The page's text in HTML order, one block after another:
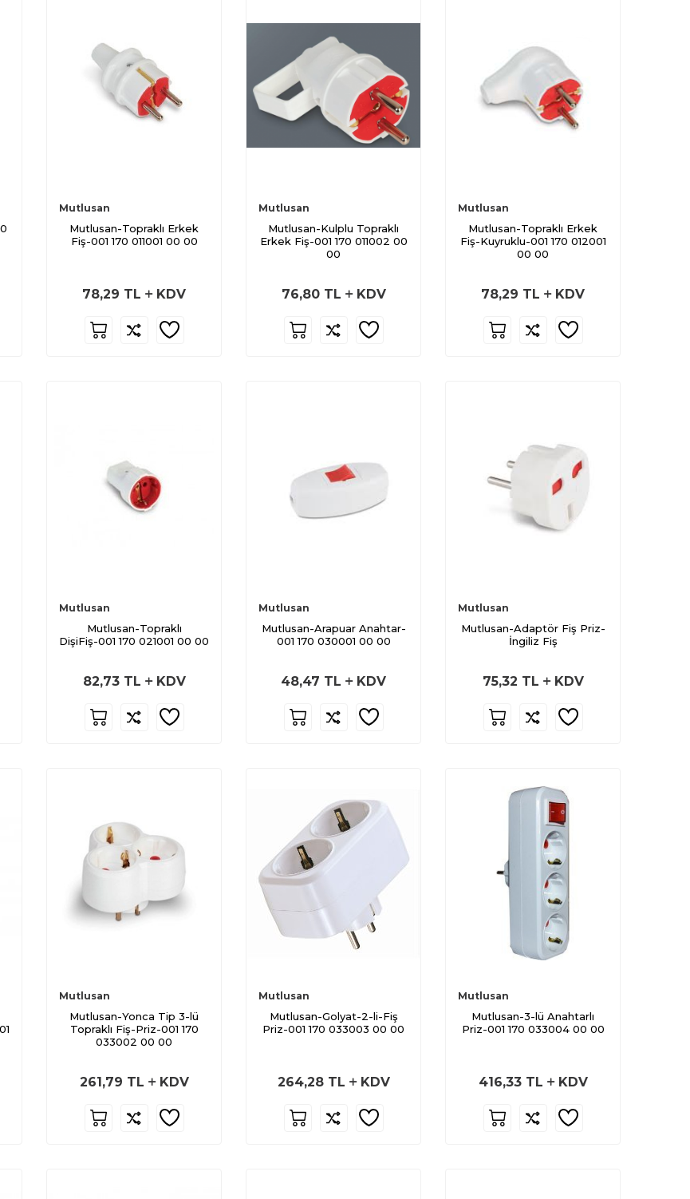
Mutlusan
Mutlusan-Topraklı Erkek
Fiş-001 170 011001 00 00
78,29 TL KDV
Mutlusan
Mutlusan-Kulplu Topraklı
Erkek Fiş-001 170 011002 00
00
76,80TL KDV
Mutlusan
Mutlusan-Topraklı Erkek
Fiş-Kuyruklu-001 170 012001
00 00
78,29 TL KDV
Mutlusan
Mutlusan-Topraklı
DişiFiş-001 170 021001 00 00
82,73TL KDV
Mutlusan
Mutlusan-Arapuar Anahtar-
001 170 030001 00 00
48,47 TL KDV
Mutlusan
Mutlusan-Adaptör Fiş Priz-
İngiliz Fiş
75,32 TL KDV
Mutlusan
Mutlusan-Yonca Tip 3-lü
Topraklı Fiş-Priz-001 170
033002 00 00
261,79 TL KDV
Mutlusan
Mutlusan-Golyat-2-li-Fiş
Priz-001 170 033003 00 00
264,28TL KDV
Mutlusan
Mutlusan-3-lü Anahtarlı
Priz-001 170 033004 00 00
416,33TL KDV